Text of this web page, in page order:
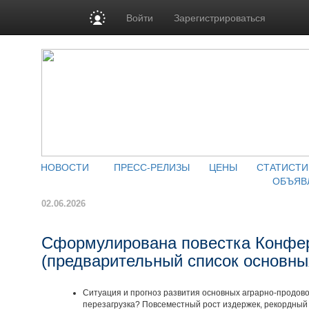
Войти Зарегистрироваться
НОВОСТИ ПРЕСС-РЕЛИЗЫ ЦЕНЫ
02.06.2026
Сформулирована повестка
(предварительный список
Ситуация и прогноз развития основных аграрно-
перезагрузка? Повсеместный рост издержек,